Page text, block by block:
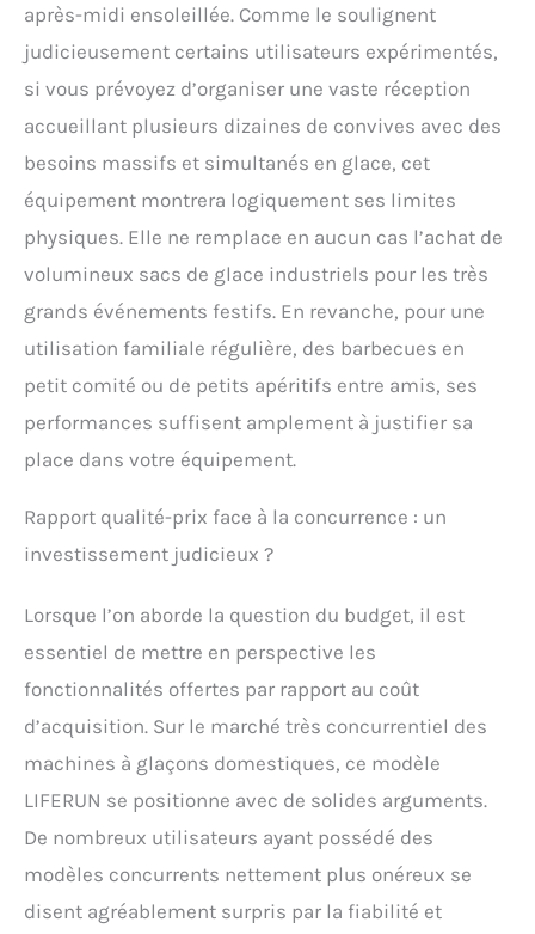
après-midi ensoleillée. Comme le soulignent
judicieusement certains utilisateurs expérimentés,
si vous prévoyez d’organiser une vaste réception
accueillant plusieurs dizaines de convives avec des
besoins massifs et simultanés en glace, cet
équipement montrera logiquement ses limites
physiques. Elle ne remplace en aucun cas l’achat de
volumineux sacs de glace industriels pour les très
grands événements festifs. En revanche, pour une
utilisation familiale régulière, des barbecues en
petit comité ou de petits apéritifs entre amis, ses
performances suffisent amplement à justifier sa
place dans votre équipement.
Rapport qualité-prix face à la concurrence : un
investissement judicieux ?
Lorsque l’on aborde la question du budget, il est
essentiel de mettre en perspective les
fonctionnalités offertes par rapport au coût
d’acquisition. Sur le marché très concurrentiel des
machines à glaçons domestiques, ce modèle
LIFERUN se positionne avec de solides arguments.
De nombreux utilisateurs ayant possédé des
modèles concurrents nettement plus onéreux se
disent agréablement surpris par la fiabilité et